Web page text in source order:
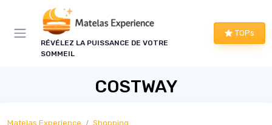
RÉVÉLEZ LA PUISSANCE DE VOTRE
SOMMEIL
TOPs
COSTWAY
Matelas Experience Shopping
Panneau de gestion des cookies